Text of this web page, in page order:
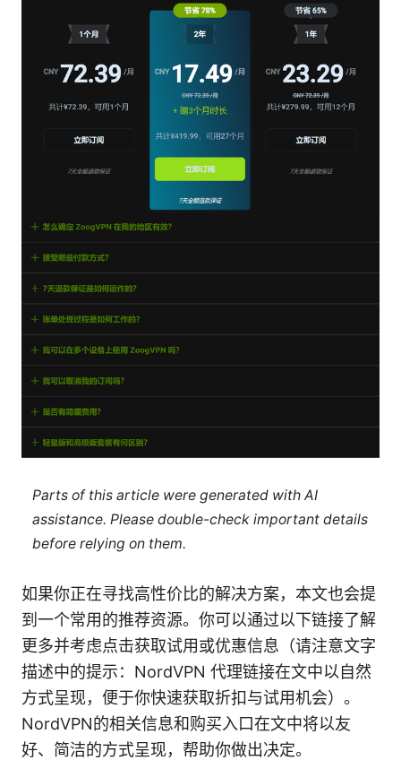
Parts of this article were generated with AI
assistance. Please double-check important details
before relying on them.
如果你正在寻找高性价比的解决方案，本文也会提
到一个常用的推荐资源。你可以通过以下链接了解
更多并考虑点击获取试用或优惠信息（请注意文字
描述中的提示：NordVPN 代理链接在文中以自然
方式呈现，便于你快速获取折扣与试用机会）。
NordVPN的相关信息和购买入口在文中将以友
好、简洁的方式呈现，帮助你做出决定。